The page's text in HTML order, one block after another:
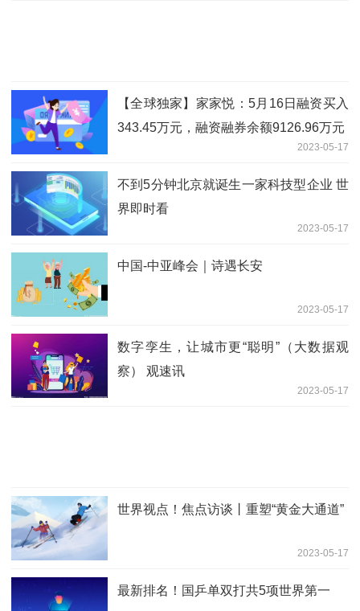
【全球独家】家家悦：5月16日融资买入
343.45万元，融资融券余额9126.96万元
2023-05-17
不到5分钟北京就诞生一家科技型企业 世
界即时看
2023-05-17
中国-中亚峰会｜诗遇长安
2023-05-17
数字孪生，让城市更“聪明”（大数据观
察） 观速讯
2023-05-17
世界视点！焦点访谈丨重塑“黄金大通道”
2023-05-17
最新排名！国乒单双打共5项世界第一